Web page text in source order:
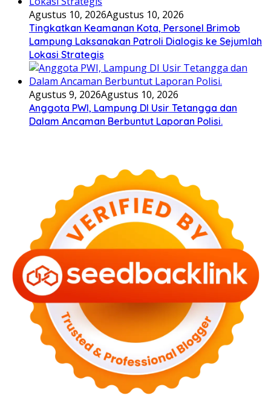
Agustus 10, 2026Agustus 10, 2026
Tingkatkan Keamanan Kota, Personel Brimob
Lampung Laksanakan Patroli Dialogis ke Sejumlah
Lokasi Strategis
Agustus 9, 2026Agustus 10, 2026
Anggota PWI, Lampung DI Usir Tetangga dan
Dalam Ancaman Berbuntut Laporan Polisi.